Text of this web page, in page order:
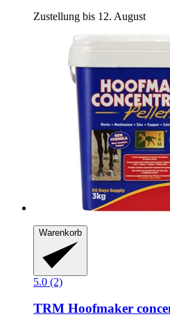
Zustellung bis 12. August
Warenkorb
5.0 (2)
TRM Hoofmaker